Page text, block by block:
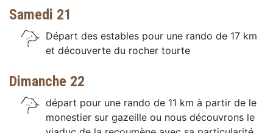
Samedi 21
Départ des estables pour une rando de 17 km
et découverte du rocher tourte
Dimanche 22
départ pour une rando de 11 km à partir de le
monestier sur gazeille ou nous découvrons le